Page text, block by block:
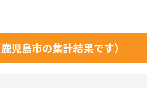
児島市の集計結果です）